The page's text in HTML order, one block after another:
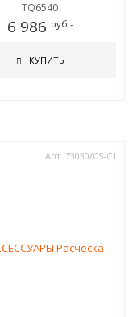
TQ6540
6 986 руб.-
КУПИТЬ
Арт. 73030/СS-C1